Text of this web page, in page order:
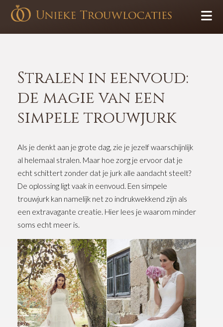
Stralen in eenvoud:
de magie van een
simpele trouwjurk
Als je denkt aan je grote dag, zie je jezelf waarschijnlijk
al helemaal stralen. Maar hoe zorg je ervoor dat je
echt schittert zonder dat je jurk alle aandacht steelt?
De oplossing ligt vaak in eenvoud. Een simpele
trouwjurk kan namelijk net zo indrukwekkend zijn als
een extravagante creatie. Hier lees je waarom minder
soms echt meer is.